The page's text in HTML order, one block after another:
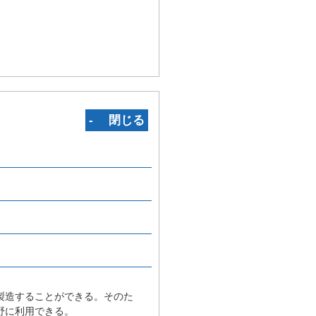
‐ 閉じる
することができる。そのた
利用できる。